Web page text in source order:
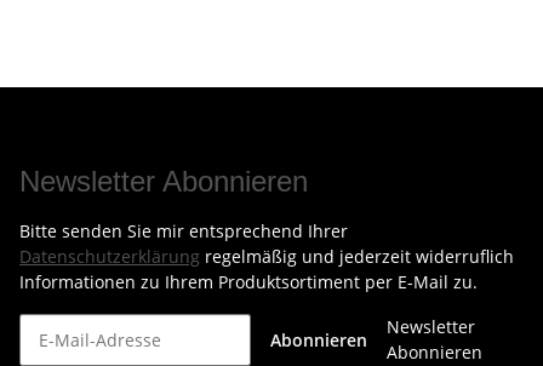
Newsletter Abonnieren
Bitte senden Sie mir entsprechend Ihrer
Datenschutzerklärung regelmäßig und jederzeit widerruflich
Informationen zu Ihrem Produktsortiment per E-Mail zu.
Abonnieren
Newsletter
Abonnieren